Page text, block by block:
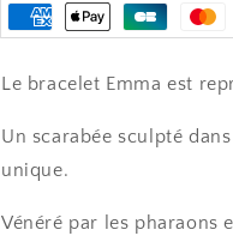
lapis
lazuli
Emma
lapis
lazuli
Emma
Moyens
paiement
Le bracelet Emma est
Un scarabée sculpté
unique.
Vénéré par les pharaons